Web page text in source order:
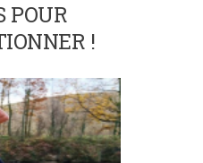
POUR
!